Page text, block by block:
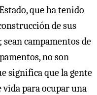
que ha tenido
de sus
campamentos de
no son
significa que la gente
vida para ocupar una